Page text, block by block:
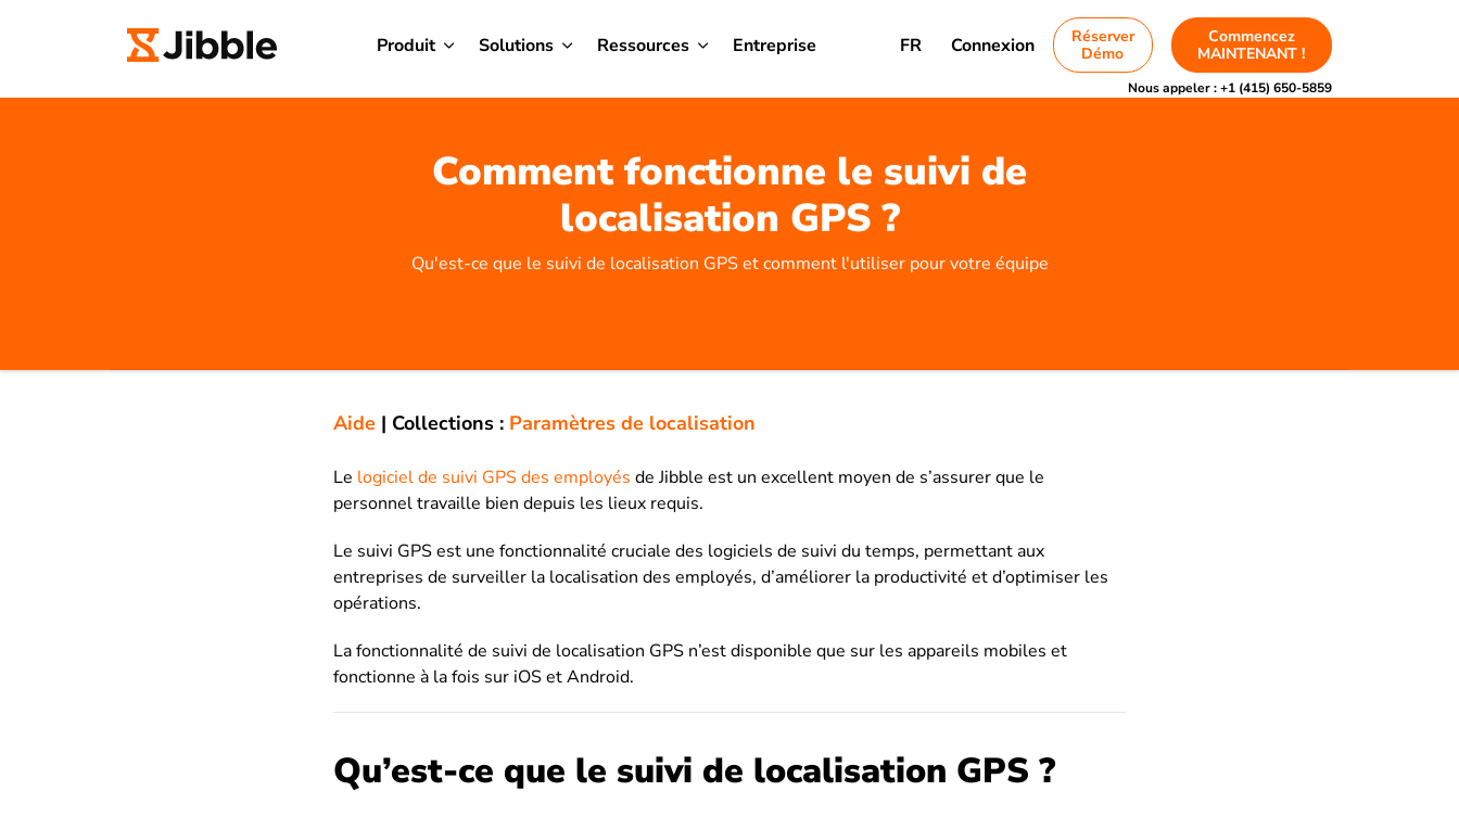
Produit Solutions Ressources Entreprise FR Connexion
Réserver
Démo
Commencez
MAINTENANT !
Nous appeler :+1 (415) 650-5859
Comment fonctionne le suivi de
localisation GPS ?
Qu'est-ce que le suivi de localisation GPS et comment l'utiliser pour votre équipe
Aide | Collections : Paramètres de localisation
Le logiciel de suivi GPS des employés de Jibble est un excellent moyen de s’assurer que le
personnel travaille bien depuis les lieux requis.
Le suivi GPS est une fonctionnalité cruciale des logiciels de suivi du temps, permettant aux
entreprises de surveiller la localisation des employés, d’améliorer la productivité et d’optimiser les
opérations.
La fonctionnalité de suivi de localisation GPS n’est disponible que sur les appareils mobiles et
fonctionne à la fois sur iOS et Android.
Qu’est-ce que le suivi de localisation GPS ?